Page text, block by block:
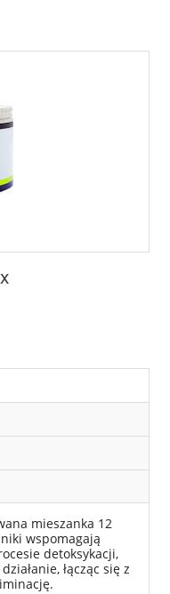
mieszanka 12
wspomagają
detoksykacji,
łącząc się z